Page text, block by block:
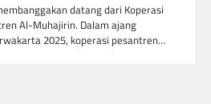
datang dari Koperasi
Al-Muhajirin. Dalam ajang
2025, koperasi pesantren…